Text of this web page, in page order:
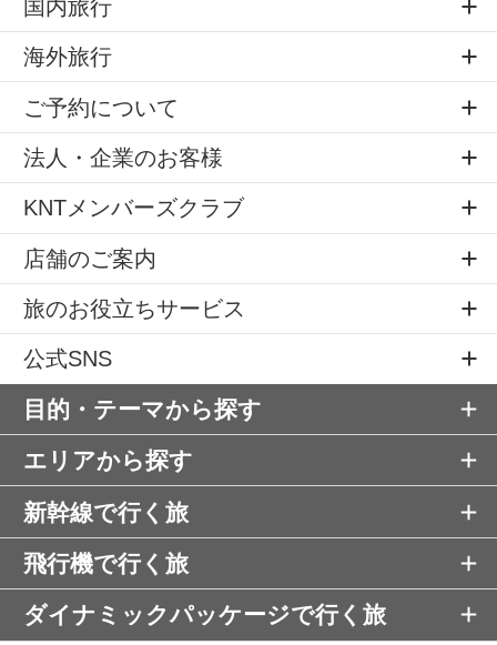
国内旅行
海外旅行
ご予約について
法人・企業のお客様
KNTメンバーズクラブ
店舗のご案内
旅のお役立ちサービス
公式SNS
目的・テーマから探す
エリアから探す
新幹線で行く旅
飛行機で行く旅
ダイナミックパッケージで行く旅